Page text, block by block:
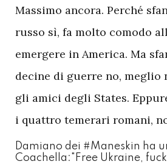
Massimo ancora. Perché
russo sì, fa molto comodo
emergere in America. Ma
decine di guerre no, meglio
gli amici degli States.
i quattro temerari romani,
Damiano dei #Maneskin ha
Coachella:"Free Ukraine,